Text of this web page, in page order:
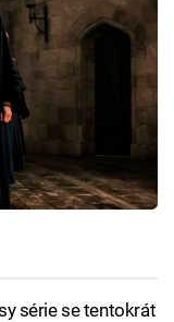
série se tentokrát